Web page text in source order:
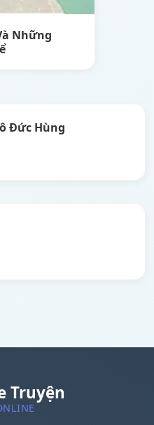
Những
Đức Hùng
Truyện